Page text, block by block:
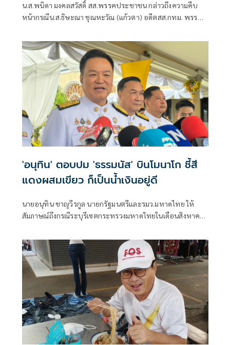
น.ส.พนิดา มงคลสวัสดิ์ สส.พรรคประชาชน กล่าวถึงความคืบ
หน้ากรณีน.ส.ธิษะณา ชุณหะวัณ (แก้วตา) อดีตสส.กทม. พรรค
ไม่มีผู้ที่มีส่วนเกี่ยวข้องกับสภาชุดที่ผ่านมาขึ้นมา เพื่อเปิดพื้นที่
ให้ผู้เสียหายรู้สึกสบายใจที่สุด วางใจที่สุด และปลอดภัยที่สุด
'อนุทิน' ตอบปม 'ธรรมนัส' บินโมนาโก ชี้สี
แดงผสมเขียว ก็เป็นน้ำเงินอยู่ดี
นายอนุทิน ชาญวีรกูล นายกรัฐมนตรีและรมว.มหาดไทย ให้
สัมภาษณ์ถึงกรณีระบุรีเซตกระทรวงมหาดไทยในเดือนสิงหาคม